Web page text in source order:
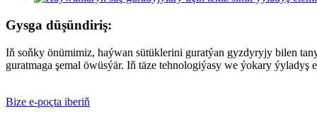
Gysga düşündiriş:
Iň soňky önümimiz, haýwan sütüklerini guratýan gyzdyryjy bilen
guratmaga şemal öwüsýär. Iň täze tehnologiýasy we ýokary
Bize e-poçta iberiň